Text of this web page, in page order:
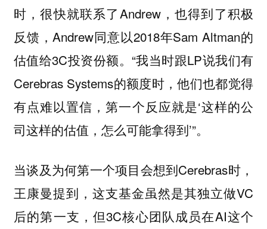
时，很快就联系了Andrew，也得到了积极
反馈，Andrew同意以2018年Sam Altman的
估值给3C投资份额。“我当时跟LP说我们有
Cerebras Systems的额度时，他们也都觉得
有点难以置信，第一个反应就是‘这样的公
司这样的估值，怎么可能拿得到’”。
当谈及为何第一个项目会想到Cerebras时，
王康曼提到，这支基金虽然是其独立做VC
后的第一支，但3C核心团队成员在AI这个